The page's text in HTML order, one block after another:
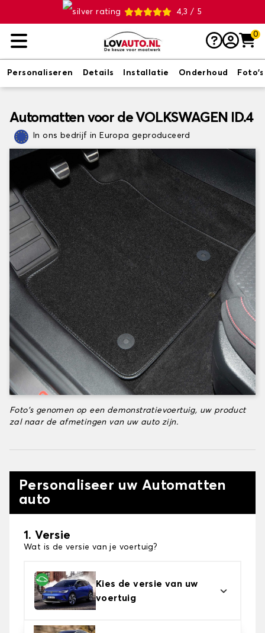
4,3 / 5
0
Personaliseren Details Installatie Onderhoud Foto's
Automatten voor de VOLKSWAGEN ID.4
In ons bedrijf in Europa geproduceerd
Foto's genomen op een demonstratievoertuig, uw product
zal naar de afmetingen van uw auto zijn.
Personaliseer uw Automatten
auto
1. Versie
Wat is de versie van je voertuig?
Kies de versie van uw
voertuig